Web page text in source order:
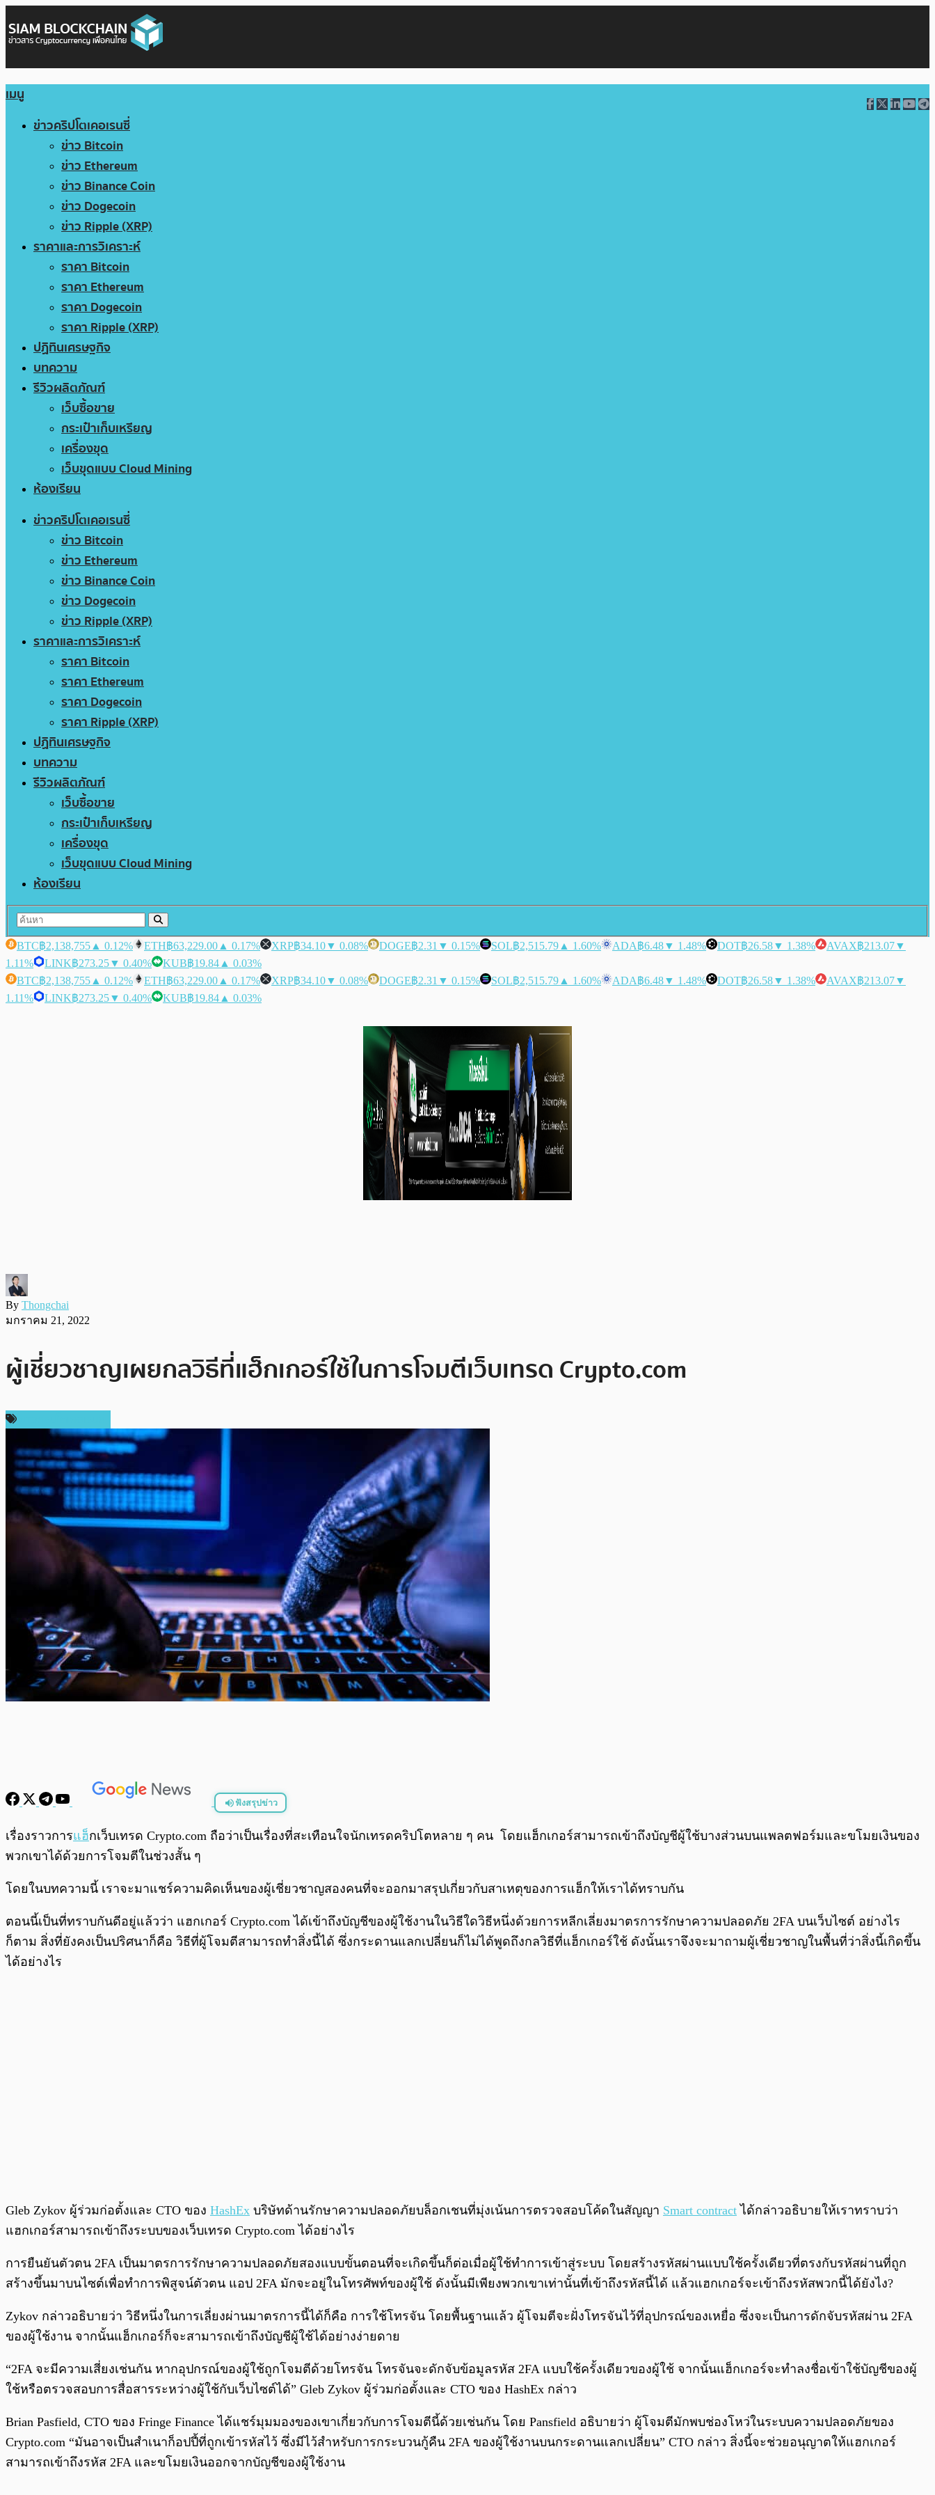
เมนู
ข่าวคริปโตเคอเรนซี่
ข่าว Bitcoin
ข่าว Ethereum
ข่าว Binance Coin
ข่าว Dogecoin
ข่าว Ripple (XRP)
ราคาและการวิเคราะห์
ราคา Bitcoin
ราคา Ethereum
ราคา Dogecoin
ราคา Ripple (XRP)
ปฏิทินเศรษฐกิจ
บทความ
รีวิวผลิตภัณฑ์
เว็บซื้อขาย
กระเป๋าเก็บเหรียญ
เครื่องขุด
เว็บขุดแบบ Cloud Mining
ห้องเรียน
ข่าวคริปโตเคอเรนซี่
ข่าว Bitcoin
ข่าว Ethereum
ข่าว Binance Coin
ข่าว Dogecoin
ข่าว Ripple (XRP)
ราคาและการวิเคราะห์
ราคา Bitcoin
ราคา Ethereum
ราคา Dogecoin
ราคา Ripple (XRP)
ปฏิทินเศรษฐกิจ
บทความ
รีวิวผลิตภัณฑ์
เว็บซื้อขาย
กระเป๋าเก็บเหรียญ
เครื่องขุด
เว็บขุดแบบ Cloud Mining
ห้องเรียน
BTC฿2,138,755 ▲ 0.12% ETH฿63,229.00 ▲ 0.17% XRP฿34.10▼ 0.08% DOGE฿2.31 ▼ 0.15% SOL฿2,515.79 ▲ 1.60% ADA฿6.48▼ 1.48% DOT฿26.58▼ 1.38% AVAX฿213.07▼
1.11%
LINK฿273.25▼ 0.40% KUB฿19.84 ▲ 0.03%
BTC฿2,138,755 ▲ 0.12% ETH฿63,229.00 ▲ 0.17% XRP฿34.10▼ 0.08% DOGE฿2.31 ▼ 0.15% SOL฿2,515.79 ▲ 1.60% ADA฿6.48▼ 1.48% DOT฿26.58▼ 1.38% AVAX฿213.07▼
1.11%
LINK฿273.25▼ 0.40% KUB฿19.84 ▲ 0.03%
By Thongchai
มกราคม 21, 2022
ผู้เชี่ยวชาญเผยกลวิธีที่แฮ็กเกอร์ใช้ในการโจมตีเว็บเทรด Crypto.com
ฟังสรุปข่าว
/
เรื่องราวการแฮ็กเว็บเทรด Crypto.com ถือว่าเป็นเรื่องที่สะเทือนใจนักเทรดคริปโตหลาย ๆ คน โดยแฮ็กเกอร์สามารถเข้าถึงบัญชีผู้ใช้บางส่วนบนแพลตฟอร์มและขโมยเงินของ
พวกเขาได้ด้วยการโจมตีในช่วงสั้น ๆ
โดยในบทความนี้ เราจะมาแชร์ความคิดเห็นของผู้เชี่ยวชาญสองคนที่จะออกมาสรุปเกี่ยวกับสาเหตุของการแฮ็กให้เราได้ทราบกัน
ตอนนี้เป็นที่ทราบกันดีอยู่แล้วว่า แฮกเกอร์ Crypto.com ได้เข้าถึงบัญชีของผู้ใช้งานในวิธีใดวิธีหนึ่งด้วยการหลีกเลี่ยงมาตรการรักษาความปลอดภัย 2FA บนเว็บไซต์ อย่างไร
ก็ตาม สิ่งที่ยังคงเป็นปริศนาก็คือ วิธีที่ผู้โจมตีสามารถทำสิ่งนี้ได้ ซึ่งกระดานแลกเปลี่ยนก็ไม่ได้พูดถึงกลวิธีที่แฮ็กเกอร์ใช้ ดังนั้นเราจึงจะมาถามผู้เชี่ยวชาญในพื้นที่ว่าสิ่งนี้เกิดขึ้น
ได้อย่างไร
Gleb Zykov ผู้ร่วมก่อตั้งและ CTO ของ HashEx บริษัทด้านรักษาความปลอดภัยบล็อกเชนที่มุ่งเน้นการตรวจสอบโค้ดในสัญญา Smart contract ได้กล่าวอธิบายให้เราทราบว่า
แฮกเกอร์สามารถเข้าถึงระบบของเว็บเทรด Crypto.com ได้อย่างไร
การยืนยันตัวตน 2FA เป็นมาตรการรักษาความปลอดภัยสองแบบขั้นตอนที่จะเกิดขึ้นก็ต่อเมื่อผู้ใช้ทำการเข้าสู่ระบบ โดยสร้างรหัสผ่านแบบใช้ครั้งเดียวที่ตรงกับรหัสผ่านที่ถูก
สร้างขึ้นมาบนไซต์เพื่อทำการพิสูจน์ตัวตน แอป 2FA มักจะอยู่ในโทรศัพท์ของผู้ใช้ ดังนั้นมีเพียงพวกเขาเท่านั้นที่เข้าถึงรหัสนี้ได้ แล้วแฮกเกอร์จะเข้าถึงรหัสพวกนี้ได้ยังไง?
Zykov กล่าวอธิบายว่า วิธีหนึ่งในการเลี่ยงผ่านมาตรการนี้ได้ก็คือ การใช้โทรจัน โดยพื้นฐานแล้ว ผู้โจมตีจะฝั่งโทรจันไว้ที่อุปกรณ์ของเหยื่อ ซึ่งจะเป็นการดักจับรหัสผ่าน 2FA
ของผู้ใช้งาน จากนั้นแฮ็กเกอร์ก็จะสามารถเข้าถึงบัญชีผู้ใช้ได้อย่างง่ายดาย
“2FA จะมีความเสี่ยงเช่นกัน หากอุปกรณ์ของผู้ใช้ถูกโจมตีด้วยโทรจัน โทรจันจะดักจับข้อมูลรหัส 2FA แบบใช้ครั้งเดียวของผู้ใช้ จากนั้นแฮ็กเกอร์จะทำลงชื่อเข้าใช้บัญชีของผู้
ใช้หรือตรวจสอบการสื่อสารระหว่างผู้ใช้กับเว็บไซต์ได้” Gleb Zykov ผู้ร่วมก่อตั้งและ CTO ของ HashEx กล่าว
Brian Pasfield, CTO ของ Fringe Finance ได้แชร์มุมมองของเขาเกี่ยวกับการโจมตีนี้ด้วยเช่นกัน โดย Pansfield อธิบายว่า ผู้โจมตีมักพบช่องโหว่ในระบบความปลอดภัยของ
Crypto.com “มันอาจเป็นสำเนาก็อปปี้ที่ถูกเข้ารหัสไว้ ซึ่งมีไว้สำหรับการกระบวนกู้คืน 2FA ของผู้ใช้งานบนกระดานแลกเปลี่ยน” CTO กล่าว สิ่งนี้จะช่วยอนุญาตให้แฮกเกอร์
สามารถเข้าถึงรหัส 2FA และขโมยเงินออกจากบัญชีของผู้ใช้งาน